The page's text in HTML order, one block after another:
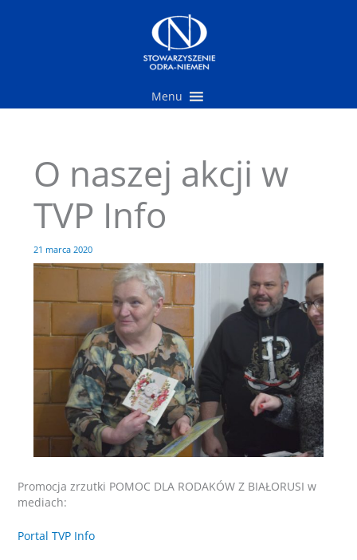
Menu
O naszej akcji w
TVP Info
21 marca 2020
Promocja zrzutki POMOC DLA RODAKÓW Z BIAŁORUSI w
mediach:
Portal TVP Info